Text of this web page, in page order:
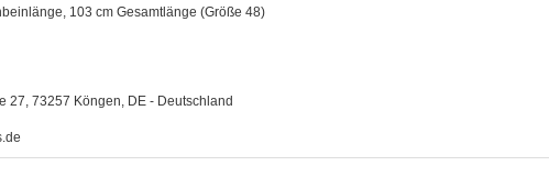
103 cm Gesamtlänge (Größe 48)
27, 73257 Köngen, DE - Deutschland